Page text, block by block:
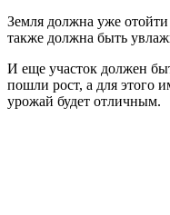
Земля должна уже
также должна быть
И еще участок должен
пошли рост, а для этого
урожай будет отличным.